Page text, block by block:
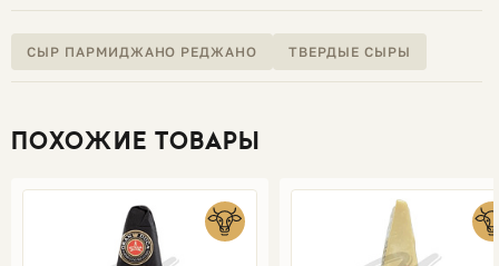
СЫР ПАРМИДЖАНО РЕДЖАНО ТВЕРДЫЕ СЫРЫ
ПОХОЖИЕ ТОВАРЫ